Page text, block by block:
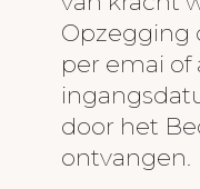
Opzegging
per emai of
door het
ontvangen.